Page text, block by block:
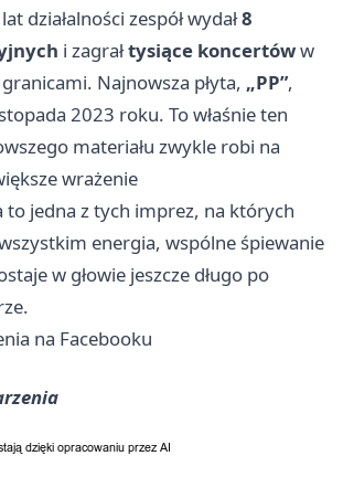
działalności zespół wydał8
i zagrałtysiące koncertóww
Najnowsza płyta, „PP”,
2023 roku. To właśnie ten
materiału zwykle robi na
wrażenie
to jedna z tych imprez, na których
energia, wspólne śpiewanie
w głowie jeszcze długo po
na Facebooku